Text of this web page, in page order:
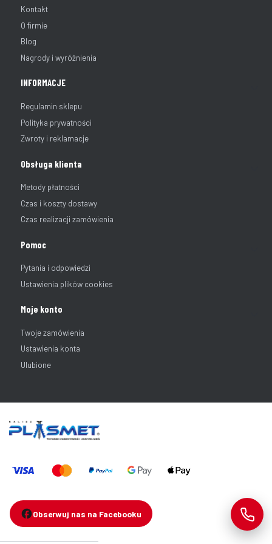
Kontakt
O firmie
Blog
Nagrody i wyróżnienia
INFORMACJE
Regulamin sklepu
Polityka prywatności
Zwroty i reklamacje
Obsługa klienta
Metody płatności
Czas i koszty dostawy
Czas realizacji zamówienia
Pomoc
Pytania i odpowiedzi
Ustawienia plików cookies
Moje konto
Twoje zamówienia
Ustawienia konta
Ulubione
Obserwuj nas na Facebooku